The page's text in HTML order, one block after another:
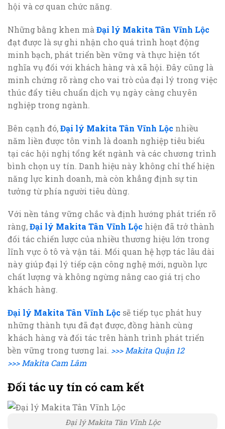
hội và cơ quan chức năng.
Những bằng khen mà Đại lý Makita Tân Vĩnh Lộc
đạt được là sự ghi nhận cho quá trình hoạt động
minh bạch, phát triển bền vững và thực hiện tốt
nghĩa vụ đối với khách hàng và xã hội. Đây cũng là
minh chứng rõ ràng cho vai trò của đại lý trong việc
thúc đẩy tiêu chuẩn dịch vụ ngày càng chuyên
nghiệp trong ngành.
Bên cạnh đó,Đại lý Makita Tân Vĩnh Lộc nhiều
năm liền được tôn vinh là doanh nghiệp tiêu biểu
tại các hội nghị tổng kết ngành và các chương trình
bình chọn uy tín. Danh hiệu này không chỉ thể hiện
năng lực kinh doanh, mà còn khẳng định sự tin
tưởng từ phía người tiêu dùng.
Với nền tảng vững chắc và định hướng phát triển rõ
ràng,Đại lý Makita Tân Vĩnh Lộc hiện đã trở thành
đối tác chiến lược của nhiều thương hiệu lớn trong
lĩnh vực ô tô và vận tải. Mối quan hệ hợp tác lâu dài
này giúp đại lý tiếp cận công nghệ mới, nguồn lực
chất lượng và không ngừng nâng cao giá trị cho
khách hàng.
Đại lý Makita Tân Vĩnh Lộc sẽ tiếp tục phát huy
những thành tựu đã đạt được, đồng hành cùng
khách hàng và đối tác trên hành trình phát triển
bền vững trong tương lai. >>> Makita Quận 12
>>> Makita Cam Lâm
Đối tác uy tín có cam kết
Đại lý Makita Tân Vĩnh Lộc